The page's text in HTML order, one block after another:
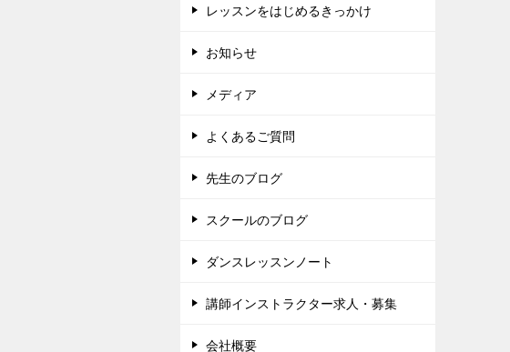
レッスンをはじめるきっかけ
お知らせ
メディア
よくあるご質問
先生のブログ
スクールのブログ
ダンスレッスンノート
講師インストラクター求人・募集
会社概要